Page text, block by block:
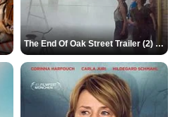
The End Of Oak Street Trailer (2) DF